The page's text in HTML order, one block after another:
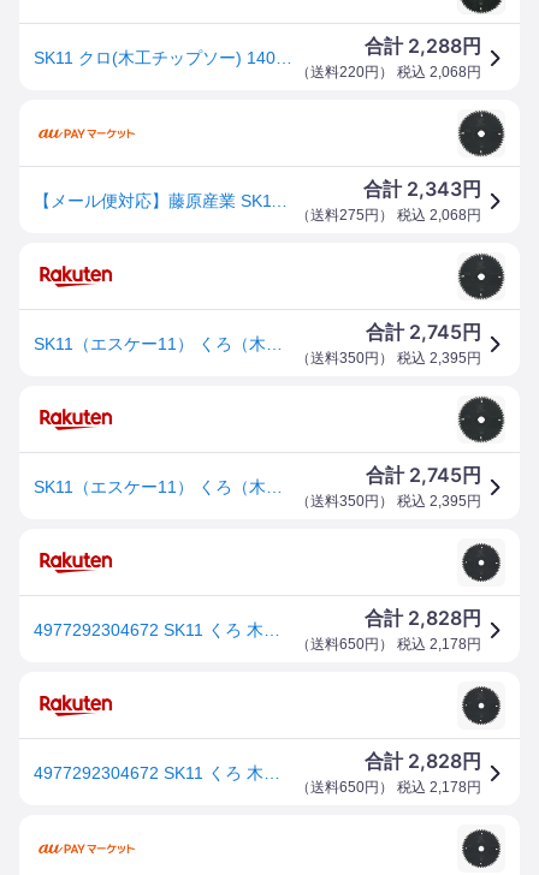
合計 2,288円
（送料220円 ） 税込 2,068 円
合計 2,343円
（送料275円 ） 税込 2,068 円
合計 2,745円
（送料350円 ） 税込 2,395 円
合計 2,745円
（送料350円 ） 税込 2,395 円
合計 2,828円
（送料650円 ） 税込 2,178 円
合計 2,828円
（送料650円 ） 税込 2,178 円